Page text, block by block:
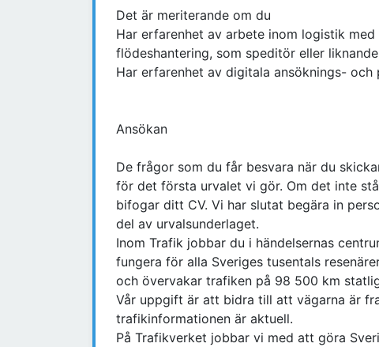
Det är meriterande om du
Har erfarenhet av arbete inom logistik
flödeshantering, som speditör eller
Har erfarenhet av digitala ansöknings- och
Ansökan
De frågor som du får besvara när du
för det första urvalet vi gör. Om det inte
bifogar ditt CV. Vi har slutat begära in
del av urvalsunderlaget.
Inom Trafik jobbar du i händelsernas
fungera för alla Sveriges tusentals
och övervakar trafiken på 98 500 km
Vår uppgift är att bidra till att vägarna är
trafikinformationen är aktuell.
På Trafikverket jobbar vi med att göra